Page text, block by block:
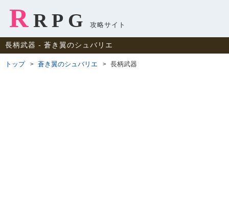
R RPG 攻略サイト
長柄武器 ‐ 蒼き翼のシュバリエ
トップ 蒼き翼のシュバリエ 長柄武器